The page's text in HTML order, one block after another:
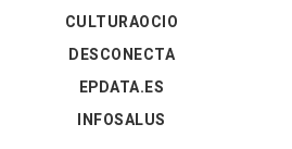
CULTURAOCIO
DESCONECTA
EPDATA.ES
INFOSALUS